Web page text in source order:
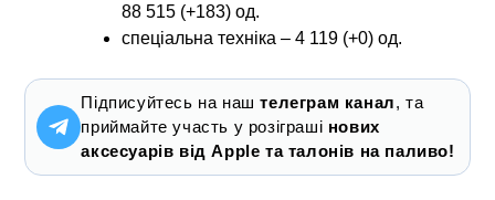
88 515 (+183) од.
спеціальна техніка – 4 119 (+0) од.
Підписуйтесь на наштелеграм канал, та
приймайте участь у розіграші нових
аксесуарів від Apple та талонів на паливо!